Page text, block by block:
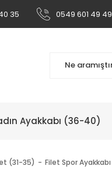
35 0549 601 49 49
Ayakkabı (36-40)
(31-35) Filet Spor Ayakkabı